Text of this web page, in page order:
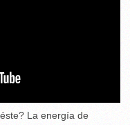
La energía de